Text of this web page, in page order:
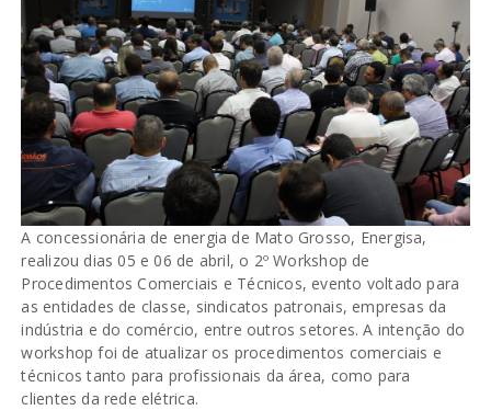
A concessionária de energia de Mato Grosso, Energisa,
realizou dias 05 e 06 de abril, o 2º Workshop de
Procedimentos Comerciais e Técnicos, evento voltado para
as entidades de classe, sindicatos patronais, empresas da
indústria e do comércio, entre outros setores. A intenção do
workshop foi de atualizar os procedimentos comerciais e
técnicos tanto para profissionais da área, como para
clientes da rede elétrica.